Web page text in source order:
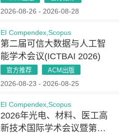
2026-08-26 - 2026-08-28
EI Compendex,Scopus
第二届可信大数据与人工智
能学术会议(ICTBAI 2026)
官方推荐 ACM出版
2026-08-23 - 2026-08-25
EI Compendex,Scopus
2026年光电、材料、医工高
新技术国际学术会议暨第三